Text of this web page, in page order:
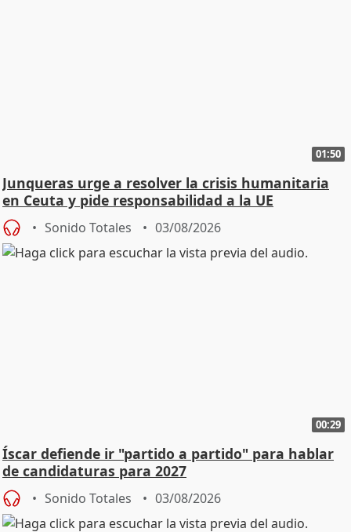
01:50
Junqueras urge a resolver la crisis humanitaria
en Ceuta y pide responsabilidad a la UE
Sonido Totales 03/08/2026
00:29
Íscar defiende ir "partido a partido" para hablar
de candidaturas para 2027
Sonido Totales 03/08/2026